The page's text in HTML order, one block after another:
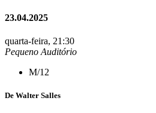
23.04.2025
quarta-feira, 21:30
Pequeno Auditório
M/12
De Walter Salles